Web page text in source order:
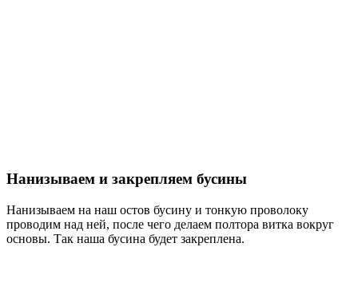
Нанизываем и закрепляем бусины
Нанизываем на наш остов бусину и тонкую проволоку
проводим над ней, после чего делаем полтора витка вокруг
основы. Так наша бусина будет закреплена.